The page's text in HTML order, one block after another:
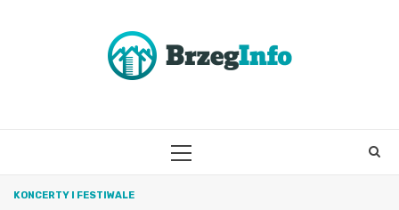
PRIMARY
KONCERTY I FESTIWALE